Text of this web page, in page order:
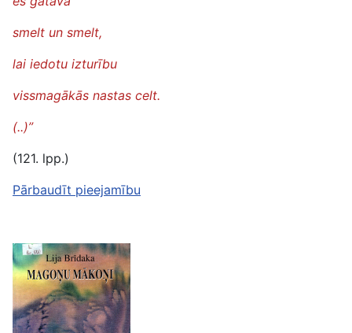
smelt un smelt,
lai iedotu izturību
vissmagākās nastas celt.
(..)”
(121. lpp.)
Pārbaudīt pieejamību